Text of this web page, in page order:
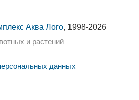
Аква Лого, 1998-2026
и растений
данных